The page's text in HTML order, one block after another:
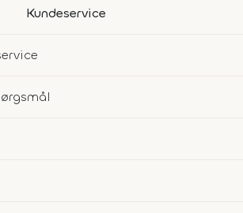
Kundeservice